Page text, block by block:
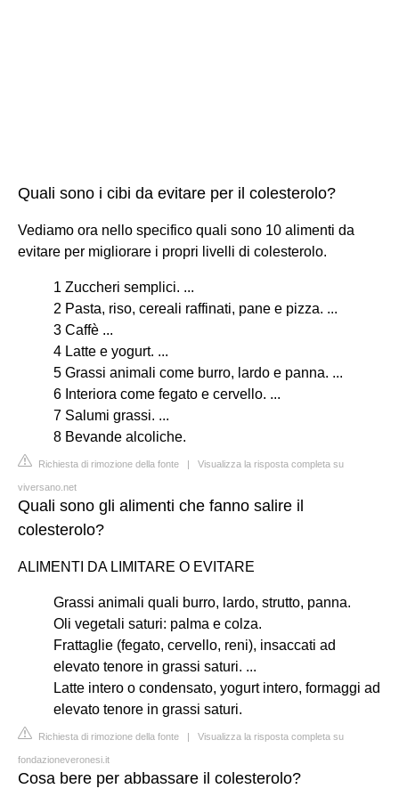
Quali sono i cibi da evitare per il colesterolo?
Vediamo ora nello specifico quali sono 10 alimenti da
evitare per migliorare i propri livelli di colesterolo.
1 Zuccheri semplici. ...
2 Pasta, riso, cereali raffinati, pane e pizza. ...
3 Caffè ...
4 Latte e yogurt. ...
5 Grassi animali come burro, lardo e panna. ...
6 Interiora come fegato e cervello. ...
7 Salumi grassi. ...
8 Bevande alcoliche.
Richiesta di rimozione della fonte | Visualizza la risposta completa su
viversano.net
Quali sono gli alimenti che fanno salire il
colesterolo?
ALIMENTI DA LIMITARE O EVITARE
Grassi animali quali burro, lardo, strutto, panna.
Oli vegetali saturi: palma e colza.
Frattaglie (fegato, cervello, reni), insaccati ad
elevato tenore in grassi saturi. ...
Latte intero o condensato, yogurt intero, formaggi ad
elevato tenore in grassi saturi.
Richiesta di rimozione della fonte | Visualizza la risposta completa su
fondazioneveronesi.it
Cosa bere per abbassare il colesterolo?